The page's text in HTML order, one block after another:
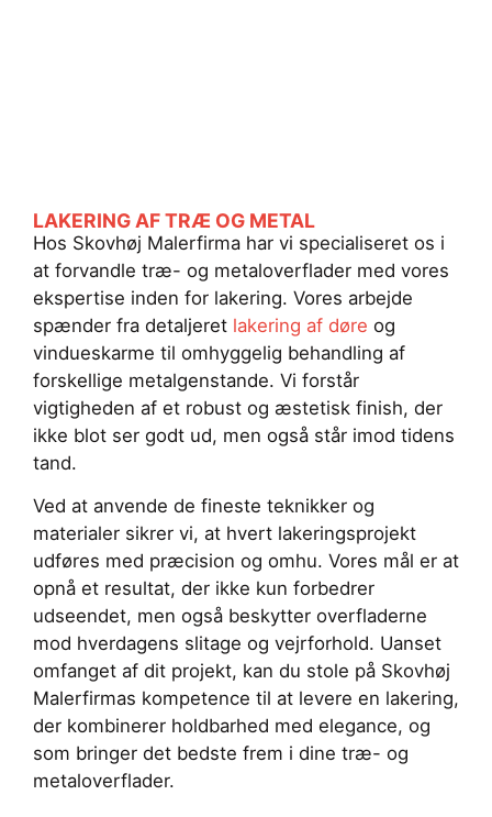
LAKERING AF TRÆ OG METAL
Hos Skovhøj Malerfirma har vi specialiseret os i
at forvandle træ- og metaloverflader med vores
ekspertise inden for lakering. Vores arbejde
spænder fra detaljeret lakering af døre og
vindueskarme til omhyggelig behandling af
forskellige metalgenstande. Vi forstår
vigtigheden af et robust og æstetisk finish, der
ikke blot ser godt ud, men også står imod tidens
tand.
Ved at anvende de fineste teknikker og
materialer sikrer vi, at hvert lakeringsprojekt
udføres med præcision og omhu. Vores mål er at
opnå et resultat, der ikke kun forbedrer
udseendet, men også beskytter overfladerne
mod hverdagens slitage og vejrforhold. Uanset
omfanget af dit projekt, kan du stole på Skovhøj
Malerfirmas kompetence til at levere en lakering,
der kombinerer holdbarhed med elegance, og
som bringer det bedste frem i dine træ- og
metaloverflader.